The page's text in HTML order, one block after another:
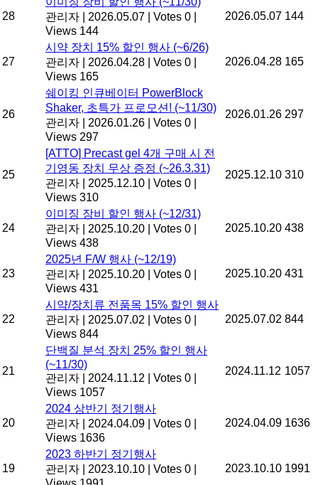
28
관리자
2026.05.07 Votes 0
Views 144
2026.05.07 144
27
시약 장치 15% 할인 행사 (~6/26)
관리자
2026.04.28 Votes 0
Views 165
2026.04.28 165
26
쉐이킹 인큐베이터 PowerBlock
Shaker, 초특가 프로모션! (~11/30)
관리자
2026.01.26 Votes 0
Views 297
2026.01.26 297
25
[ATTO] Precast gel 4개 구매 시 전
기영동 장치 무상 증정 (~26.3.31)
관리자
2025.12.10 Votes 0
Views 310
2025.12.10 310
24
이미징 장비 할인 행사 (~12/31)
관리자
2025.10.20 Votes 0
Views 438
2025.10.20 438
23
2025년 F/W 행사 (~12/19)
관리자
2025.10.20 Votes 0
Views 431
2025.10.20 431
22
시약/장치류 전품목 15% 할인 행사
관리자
2025.07.02 Votes 0
Views 844
2025.07.02 844
21
단백질 분석 장치 25% 할인 행사
(~11/30)
관리자
2024.11.12 Votes 0
Views 1057
2024.11.12 1057
20
2024 상반기 정기행사
관리자
2024.04.09 Votes 0
Views 1636
2024.04.09 1636
19
2023 하반기 정기행사
관리자
2023.10.10 Votes 0 2023.10.10 1991